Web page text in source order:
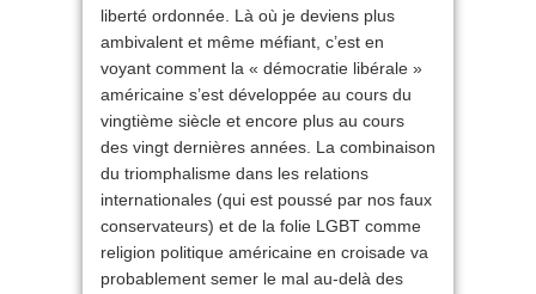
liberté ordonnée. Là où je deviens plus
ambivalent et même méfiant, c’est en
voyant comment la « démocratie libérale »
américaine s’est développée au cours du
vingtième siècle et encore plus au cours
des vingt dernières années. La combinaison
du triomphalisme dans les relations
internationales (qui est poussé par nos faux
conservateurs) et de la folie LGBT comme
religion politique américaine en croisade va
probablement semer le mal au-delà des